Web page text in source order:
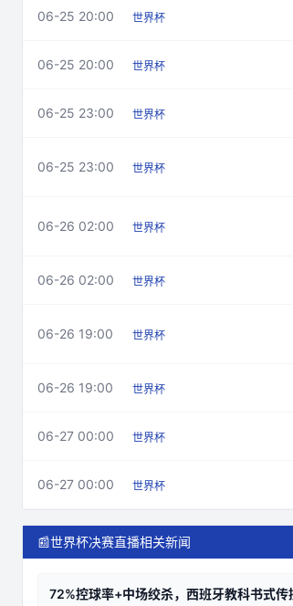
06-25 20:00 世界杯
06-25 20:00 世界杯
06-25 23:00 世界杯
06-25 23:00 世界杯
06-26 02:00 世界杯
06-26 02:00 世界杯
06-26 19:00 世界杯
06-26 19:00 世界杯
06-27 00:00 世界杯
06-27 00:00 世界杯
📰世界杯决赛直播相关新闻
72%控球率+中场绞杀，西班牙教科书式传